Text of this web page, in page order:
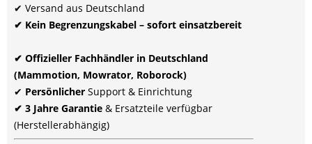
✔ Versand aus Deutschland
✔ Kein Begrenzungskabel – sofort einsatzbereit
✔ Offizieller Fachhändler in Deutschland
(Mammotion, Mowrator, Roborock)
✔ Persönlicher Support & Einrichtung
✔ 3 Jahre Garantie & Ersatzteile verfügbar
(Herstellerabhängig)